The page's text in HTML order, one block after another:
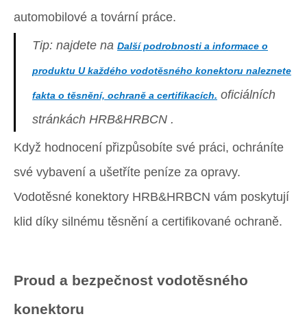
automobilové a tovární práce.
Tip: najdete na Další podrobnosti a informace o
produktu U každého vodotěsného konektoru naleznete
fakta o těsnění, ochraně a certifikacích. oficiálních
stránkách HRB&HRBCN .
Když hodnocení přizpůsobíte své práci, ochráníte
své vybavení a ušetříte peníze za opravy.
Vodotěsné konektory HRB&HRBCN vám poskytují
klid díky silnému těsnění a certifikované ochraně.
Proud a bezpečnost vodotěsného
konektoru